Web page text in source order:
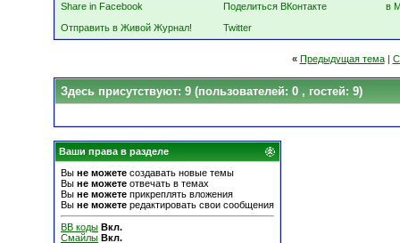
Share in Facebook
Поделиться ВКонтакте
в
Отправить в Живой Журнал!
Twitter
« Предыдущая тема|
Здесь присутствуют: 9 (пользователей: 0 , гостей: 9)
Ваши права в разделе
Вы не можете создавать новые темы
Вы не можете отвечать в темах
Вы не можете прикреплять вложения
Вы не можете редактировать свои сообщения
BB коды Вкл.
Смайлы Вкл.